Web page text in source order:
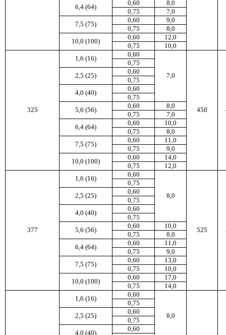
6,4 (64)
0,60
8,0
0,75
7,0
7,5 (75)
0,60
9,0
0,75
8,0
10,0 (100)
0,60
12,0
0,75
10,0
325
1,6 (16)
0,60
7,0
450
0,75
2,5 (25)
0,60
0,75
4,0 (40)
0,60
0,75
5,6 (56)
0,60
8,0
0,75
7,0
6,4 (64)
0,60
10,0
0,75
8,0
7,5 (75)
0,60
11,0
0,75
9,0
10,0 (100)
0,60
14,0
0,75
12,0
377
1,6 (16)
0,60
8,0
525
0,75
2,5 (25)
0,60
0,75
4,0 (40)
0,60
0,75
5,6 (56)
0,60
10,0
0,75
8,0
6,4 (64)
0,60
11,0
0,75
9,0
7,5 (75)
0,60
13,0
0,75
10,0
10,0 (100)
0,60
17,0
0,75
14,0
1,6 (16)
0,60
8,0
0,75
2,5 (25)
0,60
0,75
4,0 (40)
0,60